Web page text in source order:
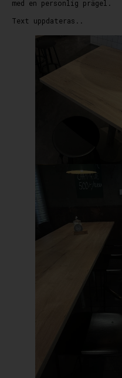
med en personlig prägel.
Text uppdateras..